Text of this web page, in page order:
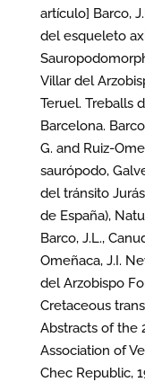
artículo] Barco,
del esqueleto
Villar del
Teruel. Treballs
Barcelona.
G. and Ruiz-
saurópodo,
del tránsito
de España),
Barco, J.L.,
Omeñaca, J.I.
del Arzobispo
Cretaceous
Abstracts of the
Association of
Chec Republic,